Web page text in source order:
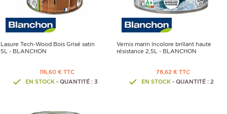
Lasure Tech-Wood Bois Grisé satin
5L - BLANCHON
116,60 € TTC
EN STOCK - QUANTITÉ : 3
Vernis marin Incolore brillant haute
résistance 2,5L - BLANCHON
78,62 € TTC
EN STOCK - QUANTITÉ : 2